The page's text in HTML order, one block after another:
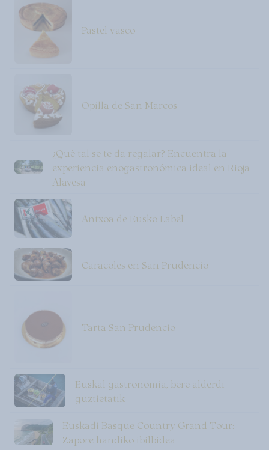
Pastel vasco
Opilla de San Marcos
¿Qué tal se te da regalar? Encuentra la
experiencia enogastronómica ideal en Rioja
Alavesa
Antxoa de Eusko Label
Caracoles en San Prudencio
Tarta San Prudencio
Euskal gastronomia, bere alderdi
guztietatik
Euskadi Basque Country Grand Tour:
Zapore handiko ibilbidea